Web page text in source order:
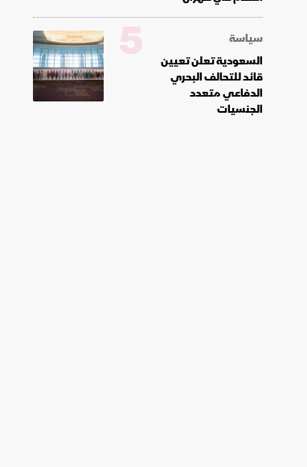
سياسة
السعودية تعلن تعيين
قائد للتحالف البحري
الدفاعي متعدد
الجنسيات
5